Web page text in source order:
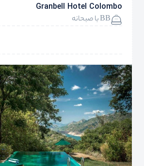
Granbell Hotel Colombo
BB با صبحانه